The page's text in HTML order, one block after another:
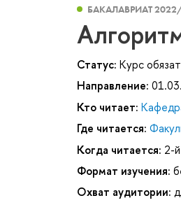
БАКАЛАВРИАТ
Статус: Курс
Направление:
Кто читает:
Где читается:
Когда читается: 2-
Формат изучения:
Охват аудитории: